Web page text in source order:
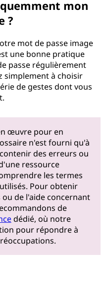
mon
?
mot de passe image
une bonne pratique
passe régulièrement
simplement à choisir
de gestes dont vous
œuvre pour en
n'est fourni qu'à
des erreurs ou
ressource
les termes
Pour obtenir
de l'aide concernant
de
dédié, où notre
pour répondre à